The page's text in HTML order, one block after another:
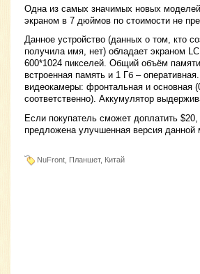
Одна из самых значимых новых
экраном в 7 дюймов по стоимости не
Данное устройство (данных о том, кто
получила имя, нет) обладает экраном
600*1024 пикселей. Общий объём памяти
встроенная память и 1 Гб –
видеокамеры: фронтальная и основная
соответственно). Аккумулятор
Если покупатель сможет доплатить
предложена улучшенная версия данной
NuFront, Планшет, Китай